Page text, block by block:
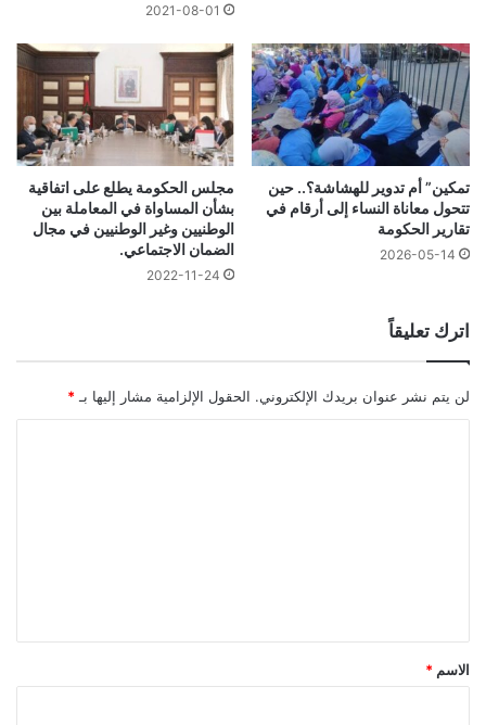
2021-08-01
تمكين” أم تدوير للهشاشة؟.. حين
تتحول معاناة النساء إلى أرقام في
تقارير الحكومة
2026-05-14
مجلس الحكومة يطلع على اتفاقية
بشأن المساواة في المعاملة بين
الوطنيين وغير الوطنيين في مجال
الضمان الاجتماعي.
2022-11-24
اترك تعليقاً
لن يتم نشر عنوان بريدك الإلكتروني. الحقول الإلزامية مشار إليها بـ *
*
الاسم *